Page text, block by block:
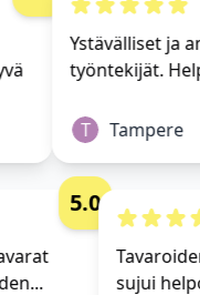
Ystävälliset ja
työntekijät.
T Tampere
5.0
sujui